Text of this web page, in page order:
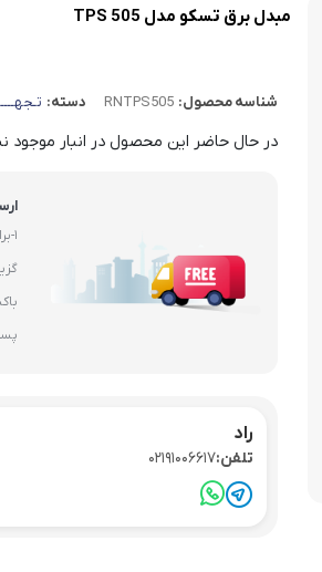
مبدل برق تسکو مدل TPS 505
شناسه محصول: RNTPS505 دسته:
در حال حاضر این محصول در انبار
راد
تلفن:02191006617